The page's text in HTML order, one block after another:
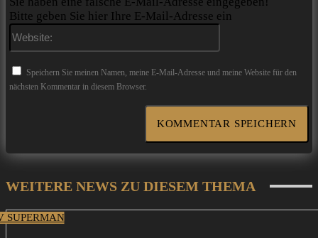
Bitte geben Sie hier Ihre E-Mail-Adresse ein
Speichern Sie meinen Namen, meine E-Mail-Adresse und meine Website für den
nächsten Kommentar in diesem Browser.
WEITERE NEWS ZU DIESEM THEMA
SUPERMAN